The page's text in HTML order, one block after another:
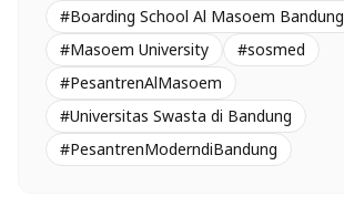
#Boarding School Al Masoem Bandung
#Masoem University
#sosmed
#PesantrenAlMasoem
#Universitas Swasta di Bandung
#PesantrenModerndiBandung